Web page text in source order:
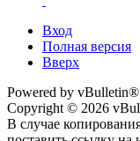
Вход
Полная версия
Вверх
Powered by vBulletin®
Copyright © 2026
В случае